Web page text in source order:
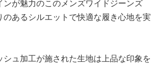
ンツ ゆとりのある上品デニムパ
商品の詳細を見る